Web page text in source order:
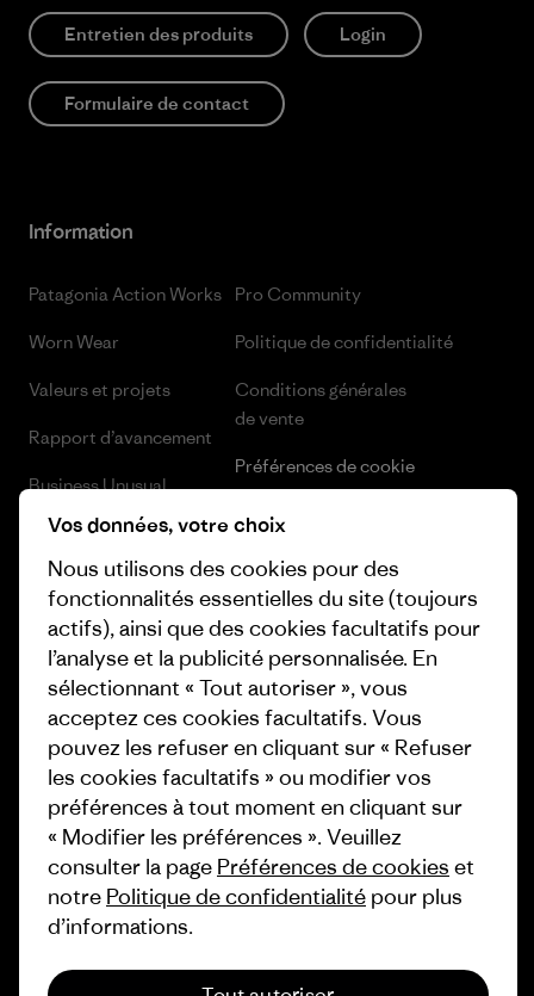
Entretien des produits Login
Formulaire de contact
Information
Patagonia Action Works
Worn Wear
Valeurs et projets
Rapport d’avancement
Business Unusual
Objectifs climatiques
1% For The Planet
Comment nous
finançons
Nos magasins
Pro Community
Politique de confidentialité
Conditions générales
de vente
Préférences de cookie
Carrières
Presse et media
Industry program
Programme d’affiliation
Patagonia Luxembourg Plan du
site
© 2026 Patagonia, Inc. All Rights Reserved.
Vos données, votre choix
Nous utilisons des cookies pour des
fonctionnalités essentielles du site (toujours
actifs), ainsi que des cookies facultatifs pour
l’analyse et la publicité personnalisée. En
sélectionnant « Tout autoriser », vous
acceptez ces cookies facultatifs. Vous
pouvez les refuser en cliquant sur « Refuser
les cookies facultatifs » ou modifier vos
préférences à tout moment en cliquant sur
« Modifier les préférences ». Veuillez
consulter la page Préférences de cookies et
notre Politique de confidentialité pour plus
d’informations.